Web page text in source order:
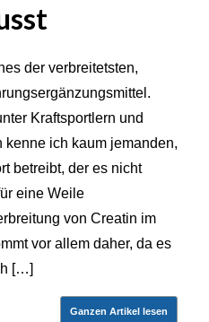
der verbreitetsten,
Kraftsportlern und
kenne ich kaum jemanden,
betreibt, der es nicht
eine Weile
von Creatin im
vor allem daher, da es
[…]
Ganzen Artikel lesen